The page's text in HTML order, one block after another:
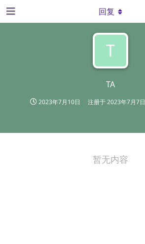
T
TA
2023年7月10日 注册于2023年7月7日
回复
暂无内容